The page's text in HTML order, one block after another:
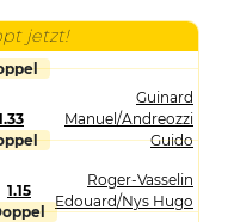
jetzt!
Guinard
Manuel/Andreozzi
Guido
1.15
Roger-Vasselin
Edouard/Nys Hugo